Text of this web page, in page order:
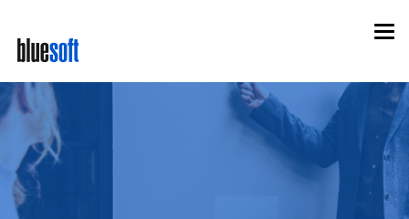
main
content